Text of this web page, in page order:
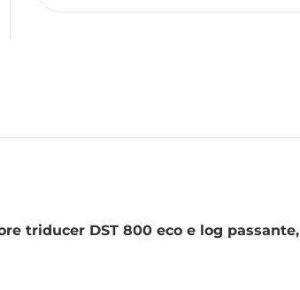
triducer DST 800 eco e log passante,